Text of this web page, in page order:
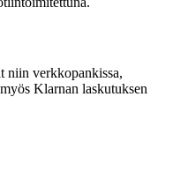
niin verkkopankissa,
Klarnan laskutuksen